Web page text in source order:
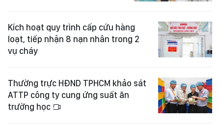
Kích hoạt quy trình cấp cứu hàng
loạt, tiếp nhận 8 nạn nhân trong 2
vụ cháy
Thường trực HĐND TPHCM khảo sát
ATTP công ty cung ứng suất ăn
trường học